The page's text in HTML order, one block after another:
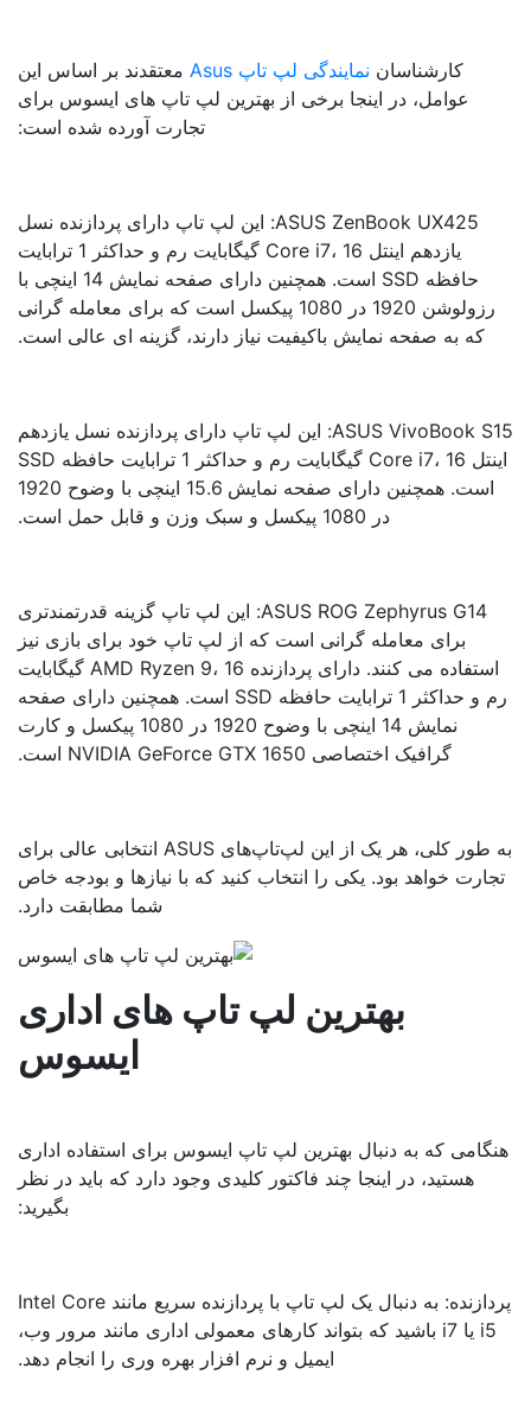
کارشناساننمایندگی لپ تاپ Asus
معتقدند بر اساس این
عوامل، در اینجا برخی از بهترین لپ تاپ های ایسوس برای
تجارت آورده شده است:
ASUS ZenBook UX425: این لپ تاپ دارای پردازنده نسل
یازدهم اینتل Core i7، 16 گیگابایت رم و حداکثر 1 ترابایت
حافظه SSD است. همچنین دارای صفحه نمایش 14 اینچی با
رزولوشن 1920 در 1080 پیکسل است که برای معامله گرانی
که به صفحه نمایش باکیفیت نیاز دارند، گزینه ای عالی است.
ASUS VivoBook S15: این لپ تاپ دارای پردازنده نسل یازدهم
اینتل Core i7، 16 گیگابایت رم و حداکثر 1 ترابایت حافظه SSD
است. همچنین دارای صفحه نمایش 15.6 اینچی با وضوح 1920
ASUS ROG Zephyrus G14: این لپ تاپ گزینه قدرتمندتری
برای معامله گرانی است که از لپ تاپ خود برای بازی نیز
استفاده می کنند. دارای پردازنده AMD Ryzen 9، 16 گیگابایت
رم و حداکثر 1 ترابایت حافظه SSD است. همچنین دارای صفحه
نمایش 14 اینچی با وضوح 1920 در 1080 پیکسل و کارت
گرافیک اختصاصی NVIDIA GeForce GTX 1650 است.
به طور کلی، هر یک از این لپ‌تاپ‌های ASUS انتخابی عالی برای
خواهد بود. یکی را انتخاب کنید که با نیازها و بودجه خاص
شما مطابقت دارد.
بهترین لپ تاپ های اداری
ایسوس
که به دنبال بهترین لپ تاپ ایسوس برای استفاده اداری
هستید، در اینجا چند فاکتور کلیدی وجود دارد که باید در نظر
بگیرید:
پردازنده: به دنبال یک لپ تاپ با پردازنده سریع مانند Intel Core
i5 یا i7 باشید که بتواند کارهای معمولی اداری مانند مرور وب،
ایمیل و نرم افزار بهره وری را انجام دهد.